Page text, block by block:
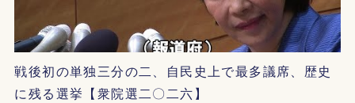
戦後初の単独三分の二、自民史上で最多議席、歴史
に残る選挙【衆院選二〇二六】